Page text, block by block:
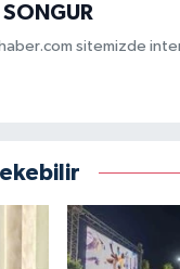
sitemizde